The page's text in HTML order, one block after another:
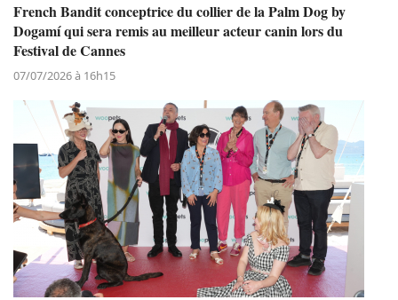
French Bandit conceptrice du collier de la Palm Dog by
Dogamí qui sera remis au meilleur acteur canin lors du
Festival de Cannes
07/07/2026 à 16h15